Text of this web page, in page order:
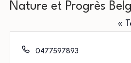
Nature et Progrès
«
Téléphone
0477597893